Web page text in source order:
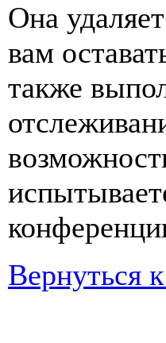
Она
вам
также
Вернуться